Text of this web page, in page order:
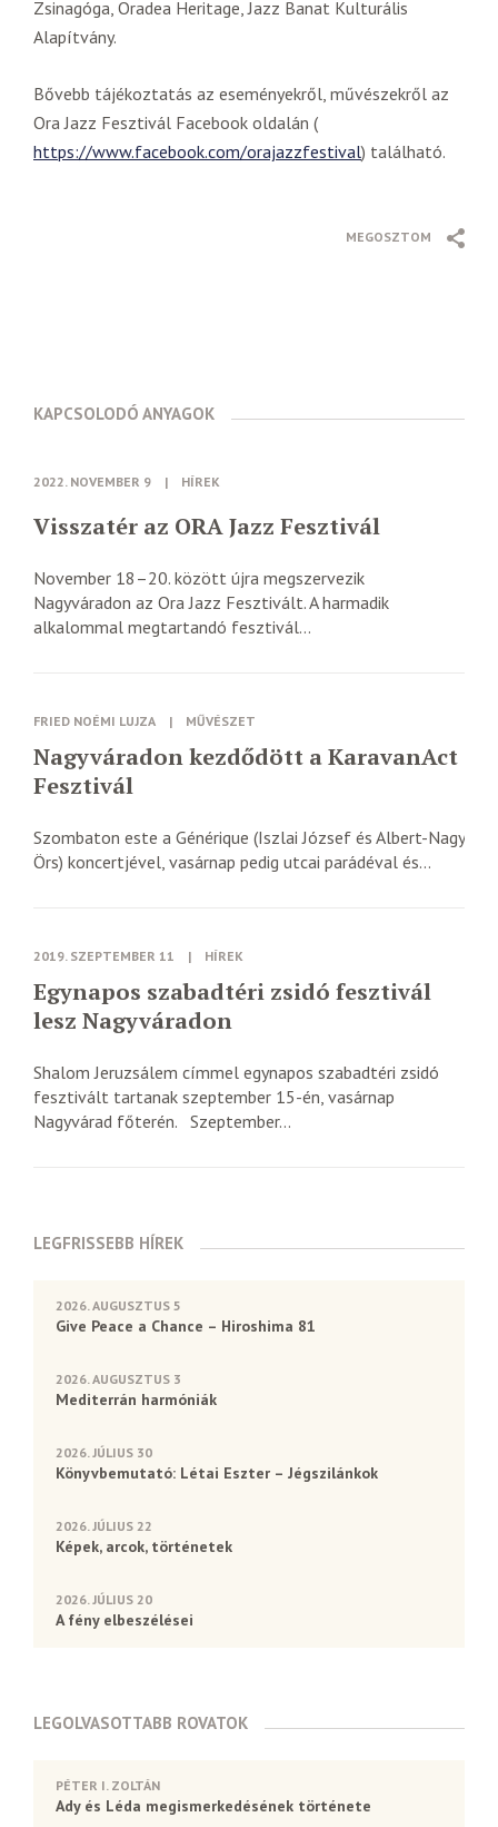
Zsinagóga, Oradea Heritage, Jazz Banat Kulturális
Alapítvány.
Bővebb tájékoztatás az eseményekről, művészekről az
Ora Jazz Fesztivál Facebook oldalán (
https://www.facebook.com/orajazzfestival) található.
MEGOSZTOM
KAPCSOLODÓ ANYAGOK
2022. NOVEMBER 9 | HÍREK
Visszatér az ORA Jazz Fesztivál
November 18–20. között újra megszervezik
Nagyváradon az Ora Jazz Fesztivált. A harmadik
alkalommal megtartandó fesztivál...
FRIED NOÉMI LUJZA | MŰVÉSZET
Nagyváradon kezdődött a KaravanAct
Fesztivál
Szombaton este a Générique (Iszlai József és Albert-Nagy
Örs) koncertjével, vasárnap pedig utcai parádéval és...
2019. SZEPTEMBER 11 | HÍREK
Egynapos szabadtéri zsidó fesztivál
lesz Nagyváradon
Shalom Jeruzsálem címmel egynapos szabadtéri zsidó
fesztivált tartanak szeptember 15-én, vasárnap
Nagyvárad főterén. Szeptember...
LEGFRISSEBB HÍREK
2026. AUGUSZTUS 5
Give Peace a Chance – Hiroshima 81
2026. AUGUSZTUS 3
Mediterrán harmóniák
2026. JÚLIUS 30
Könyvbemutató: Létai Eszter – Jégszilánkok
2026. JÚLIUS 22
Képek, arcok, történetek
2026. JÚLIUS 20
A fény elbeszélései
LEGOLVASOTTABB ROVATOK
PÉTER I. ZOLTÁN
Ady és Léda megismerkedésének története